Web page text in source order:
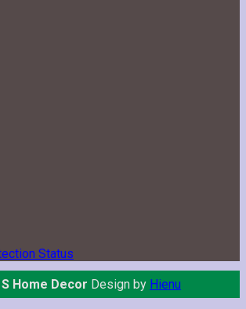
S Home Decor Design by Hienu